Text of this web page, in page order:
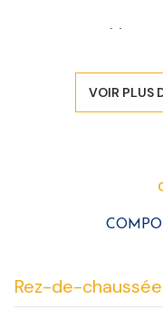
3 chambre(s)
cuisine séparée
exposition Sud-Est
VOIR PLUS
Rez-de-chaussée